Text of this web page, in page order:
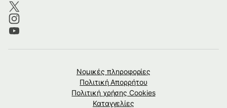
Νομικές πληροφορίες
Πολιτική Απορρήτου
Πολιτική χρήσης Cookies
Καταγγελίες